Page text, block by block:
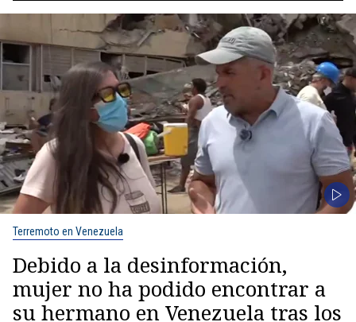
Terremoto en Venezuela
Debido a la desinformación,
mujer no ha podido encontrar a
su hermano en Venezuela tras los